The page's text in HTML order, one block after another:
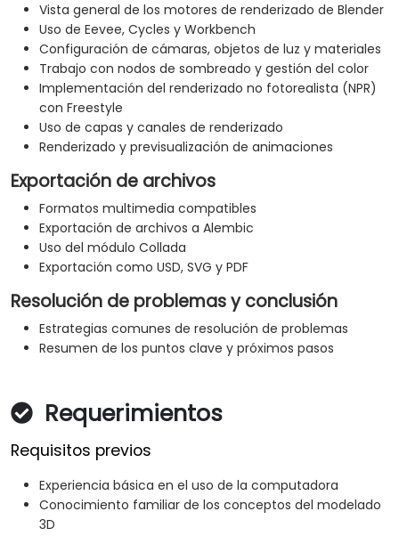
Vista general de los motores de renderizado de Blender
Uso de Eevee, Cycles y Workbench
Configuración de cámaras, objetos de luz y materiales
Trabajo con nodos de sombreado y gestión del color
Implementación del renderizado no fotorealista (NPR)
con Freestyle
Uso de capas y canales de renderizado
Renderizado y previsualización de animaciones
Exportación de archivos
Formatos multimedia compatibles
Exportación de archivos a Alembic
Uso del módulo Collada
Exportación como USD, SVG y PDF
Resolución de problemas y conclusión
Estrategias comunes de resolución de problemas
Resumen de los puntos clave y próximos pasos
Requerimientos
Requisitos previos
Experiencia básica en el uso de la computadora
Conocimiento familiar de los conceptos del modelado
3D